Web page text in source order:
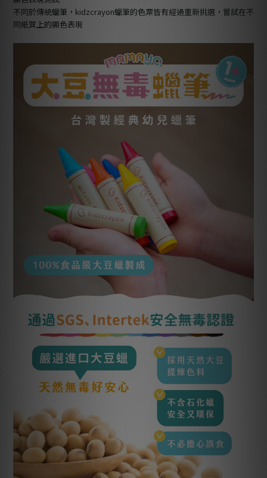
不同於傳統蠟筆，kidzcrayon蠟筆的色票皆有經過重新挑選，嘗試在不
同紙質上的顯色表現